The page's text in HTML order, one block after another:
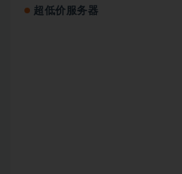
超低价服务器